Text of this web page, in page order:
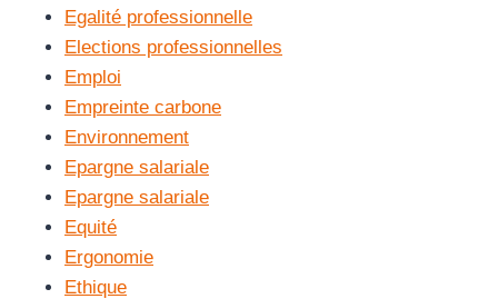
Egalité professionnelle
Elections professionnelles
Emploi
Empreinte carbone
Environnement
Epargne salariale
Epargne salariale
Equité
Ergonomie
Ethique